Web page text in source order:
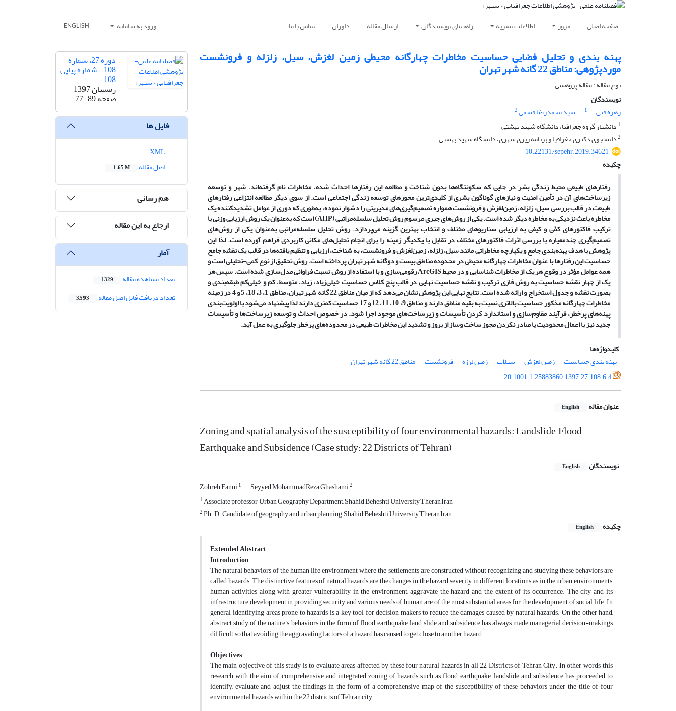
صفحه اصلی مرور اطلاعات نشریه راهنمای نویسندگان ارسال مقاله داوران تماس با ما ورود به سامانه ENGLISH
پهنه بندی و تحلیل فضایی حساسیت مخاطرات چهارگانه محیطی زمین لغزش، سیل، زلزله و فرونشست
موردپژوهی: مناطق 22 گانه شهر تهران
نوع مقاله : مقاله پژوهشی
نویسندگان
زهره فنی
1 سید محمدرضا قشمی2
1 دانشیار گروه جغرافیا، دانشگاه شهید بهشتی
2دانشجوی دکتری جغرافیا و برنامه ریزی شهری، دانشگاه شهید بهشتی
10.22131/sepehr.2019.34621
چکیده
رفتارهای طبیعی محیط زندگی بشر در جایی که سکونتگاهها بدون شناخت و مطالعهاین رفتارها احداث شده، مخاطرات نام گرفتهاند. شهر و توسعه
زیرساختهای آن در تأمین امنیت و نیازهای گوناگون بشری از کلیدیترین محورهای توسعه زندگی اجتماعی است. از سوی دیگر مطالعهانتزاعی رفتارهای
طبیعت در قالب بررسی سیل، زلزله، زمینلغزش و فرونشست همواره تصمیمگیریهای مدیریتی را دشوار نموده، بهطوری که دوری از عوامل تشدیدکنندهیک
مخاطره باعث نزدیکی به مخاطرهدیگر شده است. یکی از روشهای جبری مرسوم روش تحلیل سلسلهمراتبی (AHP) است که بهعنوان یک روش ارزیابی وزنی با
ترکیب فاکتورهای کمّی و کیفی به ارزیابی سناریوهای مختلف و انتخاب بهترین گزینه میپردازد. روش تحلیل سلسلهمراتبی بهعنوان یکی از روشهای
تصمیمگیری چندمعیاره با بررسی اثرات فاکتورهای مختلف در تقابل با یکدیگر زمینه را برای انجام تحلیلهای مکانی کاربردی فراهم آورده است. لذا این
پژوهش با هدف پهنهبندی جامع و یکپارچهمخاطراتی مانند سیل، زلزله، زمینلغزش و فرونشست، به شناخت، ارزیابی و تنظیم یافتهها در قالب یک نقشهجامع
حساسیت این رفتارها با عنوان مخاطرات چهارگانهمحیطی در محدوده مناطق بیست و دوگانه شهر تهران پرداخته است. روش تحقیق از نوع کمی-تحلیلی است و
همه عوامل مؤثر در وقوع هر یک از مخاطرات شناسایی و در محیطArcGISرقومیسازی و با استفاده از روش نسبت فراوانی مدلسازی شده است. سپس هر
یک از چهار نقشهحساسیت به روش فازی ترکیب و نقشهحساسیت نهایی در قالب پنج کلاس حساسیت خیلیزیاد، زیاد، متوسط، کم و خیلیکم طبقهبندی و
بصورت نقشه و جدول استخراج و ارائه شده است. نتایج نهایی این پژوهش نشان می دهد که از میان مناطق 22 گانه شهر تهران، مناطق 1، 3، 18، 5 و 4 در زمینه
مخاطرات چهارگانه مذکور حساسیت بالاتری نسبت به بقیه مناطق دارند و مناطق 9، 10، 11، 12 و 17 حساسیت کمتری دارند لذا پیشنهاد می شود با اولویتبندی
پهنههای پرخطر، فرآیند مقاومسازی و استاندارد کردن تأسیسات و زیرساختهای موجود اجرا شود. در خصوص احداث و توسعه زیرساختها و تأسیسات
جدید نیز با اعمال محدودیتیا صادر نکردن مجوز ساخت وساز از بروز و تشدید این مخاطرات طبیعی در محدودههای پرخطر جلوگیری به عمل آید.
کلیدواژه‌ها
پهنه بندی حساسیت
زمین لغزش سیلاب زمین لرزه فرونشست
مناطق 22 گانه شهر تهران
20.1001.1.25883860.1397.27.108.6.4
عنوان مقاله English
Zoning and spatial analysis of the susceptibility of four environmental hazards: Landslide, Flood,
Earthquake and Subsidence (Case study: 22 Districts of Tehran)
نویسندگان English
Zohreh Fanni1 Seyyed MohammadReza Ghashami2
1Associate professor, Urban Geography Department, Shahid Beheshti University,Theran,Iran
2Ph. D. Candidate of geography and urban planning, Shahid Beheshti University,Theran,Iran
چکیده
English
Extended Abstract
Introduction
The natural behaviors of the human life environment where the settlements are constructed without recognizing and studying these behaviors are
called hazards. The distinctive features of natural hazards are the changes in the hazard severity in different locations, as in the urban environments,
human activities along with greater vulnerability in the environment, aggravate the hazard and the extent of its occurrence. The city and its
infrastructure development in providing security and various needs of human are of the most substantial areas for the development of social life. In
general, identifying areas prone to hazards is a key tool for decision makers to reduce the damages caused by natural hazards. On the other hand,
abstract study of the nature’s behaviors in the form of flood, earthquake, land slide and subsidence has always made managerial decision-makings
difficult, so that avoiding the aggravating factors of a hazard has caused to get close to another hazard.
Objectives
The main objective of this study is to evaluate areas affected by these four natural hazards in all 22 Districts of Tehran City. In other words, this
research with the aim of comprehensive and integrated zoning of hazards such as flood, earthquake, landslide and subsidence has proceeded to
identify, evaluate and adjust the findings in the form of a comprehensive map of the susceptibility of these behaviors under the title of four
environmental hazards within the 22 districts of Tehran city.
دوره 27، شماره
108 - شماره پیاپی
108
زمستان 1397
صفحه77-89
فایل ها
اصل مقاله
1.65 M
هم رسانی
ارجاع به این مقاله
آمار
تعداد مشاهده مقاله 1,329
تعداد دریافت فایل اصل مقاله 3,593